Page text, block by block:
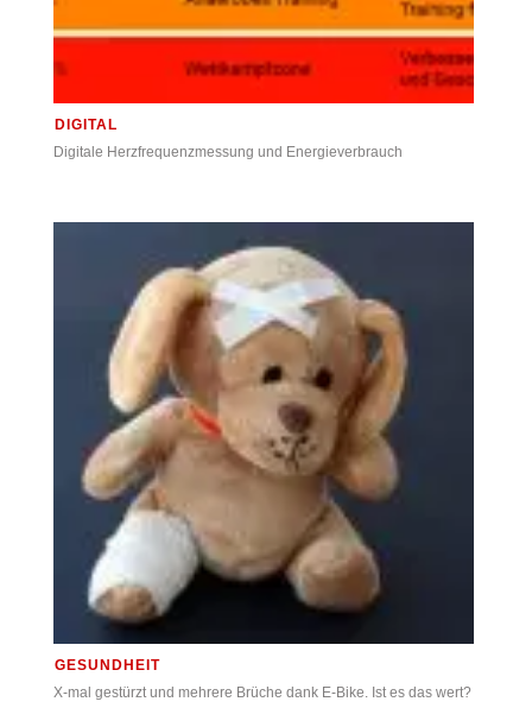
DIGITAL
Digitale Herzfrequenzmessung und Energieverbrauch
GESUNDHEIT
X-mal gestürzt und mehrere Brüche dank E-Bike. Ist es das wert?